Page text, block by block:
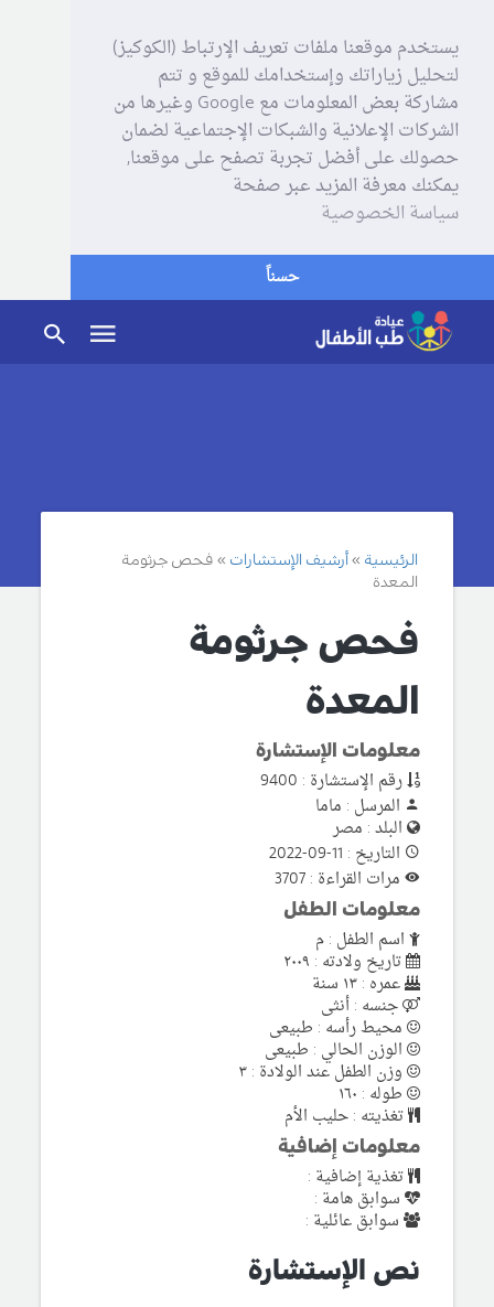
يستخدم موقعنا ملفات تعريف الإرتباط (الكوكيز)
لتحليل زياراتك وإستخدامك للموقع و تتم
مشاركة بعض المعلومات مع Google وغيرها من
الشركات الإعلانية والشبكات الإجتماعية لضمان
حصولك على أفضل تجربة تصفح على موقعنا,
يمكنك معرفة المزيد عبر صفحة
سياسة الخصوصية
حسناً
الرئيسية أرشيف الإستشارات
فحص جرثومة
المعدة
فحص جرثومة
المعدة
معلومات الإستشارة
رقم الإستشارة : 9400
المرسل : ماما
البلد : مصر
التاريخ : 11-09-2022
مرات القراءة : 3707
معلومات الطفل
اسم الطفل : م
تاريخ ولادته : ٢٠٠٩
عمره : ١٣ سنة
جنسه : أنثى
محيط رأسه : طبيعى
الوزن الحالي : طبيعى
وزن الطفل عند الولادة : ٣
طوله : ١٦٠
تغذيته : حليب الأم
معلومات إضافية
تغذية إضافية :
سوابق هامة :
سوابق عائلية :
نص الإستشارة